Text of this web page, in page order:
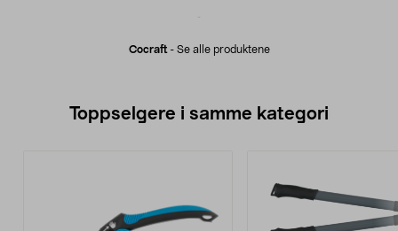
Cocraft- Se alle produktene
Toppselgere i samme kategori